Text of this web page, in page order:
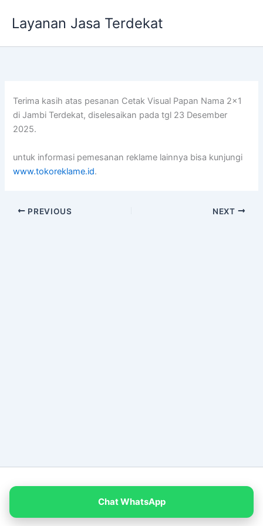
Layanan Jasa Terdekat
Terima kasih atas pesanan Cetak Visual Papan Nama 2×1
di Jambi Terdekat, diselesaikan pada tgl 23 Desember
2025.
untuk informasi pemesanan reklame lainnya bisa kunjungi
www.tokoreklame.id.
PREVIOUS NEXT
Chat WhatsApp